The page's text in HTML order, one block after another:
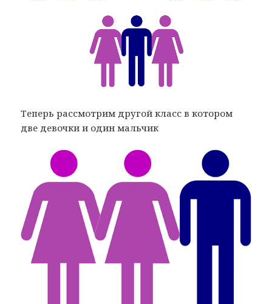
Теперь рассмотрим другой класс в котором
две девочки и один мальчик